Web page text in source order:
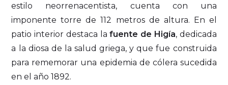
estilo neorrenacentista, cuenta con una
imponente torre de 112 metros de altura. En el
patio interior destaca lafuente de Higía, dedicada
a la diosa de la salud griega, y que fue construida
para rememorar una epidemia de cólera sucedida
en el año 1892.